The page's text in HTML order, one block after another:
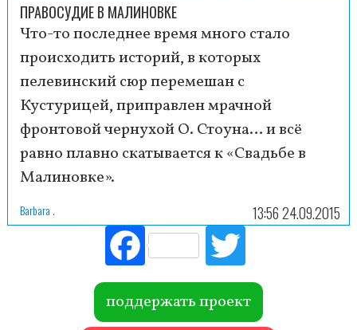
ПРАВОСУДИЕ В МАЛИНОВКЕ
Что-то последнее время много стало
происходить историй, в которых
пелевинский сюр перемешан с
Кустурицей, приправлен мрачной
фронтовой чернухой О. Стоуна… и всё
равно плавно скатывается к «Свадьбе в
Малиновке».
Barbara . 13:56 24.09.2015
Fac
ebo
ok r
поддержать проект